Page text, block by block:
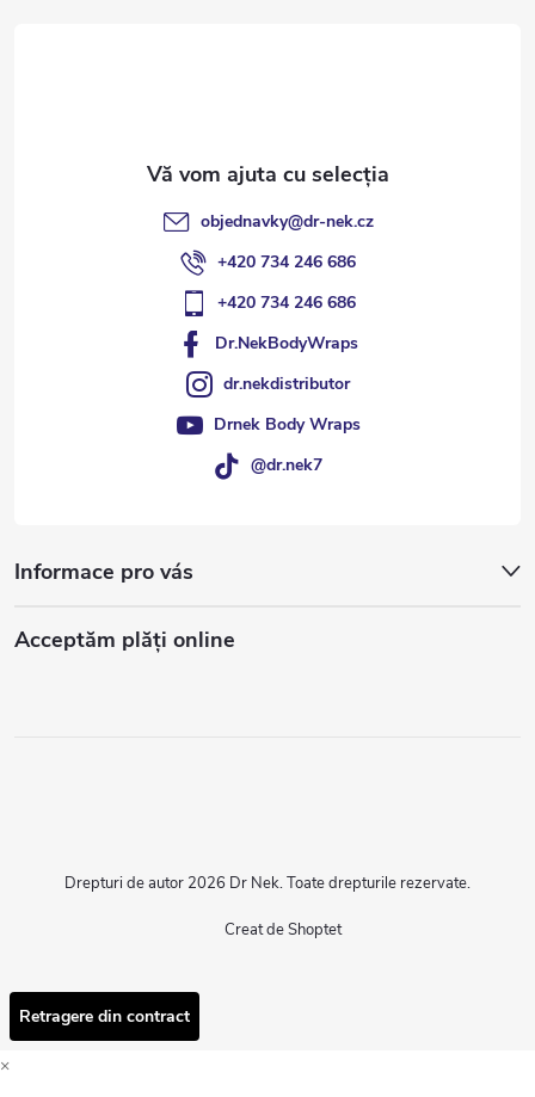
objednavky@dr-nek.cz
+420 734 246 686
+420 734 246 686
Dr.NekBodyWraps
dr.nekdistributor
Drnek Body Wraps
@dr.nek7
Informace pro vás
Acceptăm plăţi online
Creat de Shoptet
Drepturi de autor 2026 Dr Nek. Toate drepturile rezervate.
Retragere din contract
×